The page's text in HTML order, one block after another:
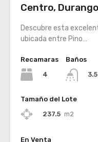
Centro,
Descubre esta
ubicada entre Pino…
Recamaras
4
Baños
3.5
Tamaño del Lote
237.5 m2
En Venta